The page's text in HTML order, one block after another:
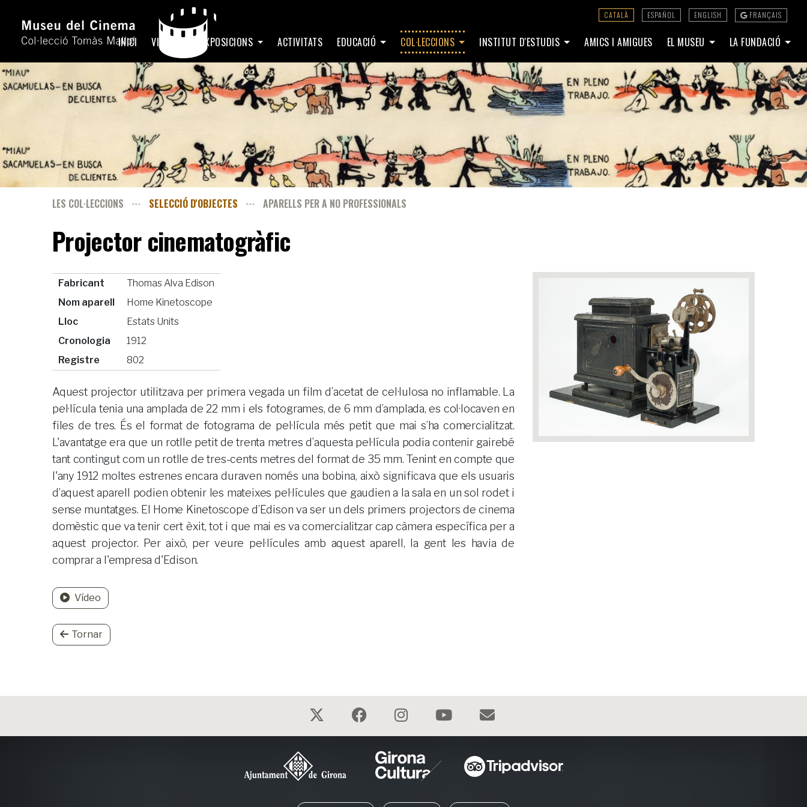
CATALÀ ESPAÑOL ENGLISH FRANÇAIS
INICI VISITA EXPOSICIONS ACTIVITATS EDUCACIÓ COL·LECCIONS INSTITUT D'ESTUDIS AMICS I AMIGUES EL MUSEU LA FUNDACIÓ
LES COL·LECCIONS SELECCIÓ D'OBJECTES APARELLS PER A NO PROFESSIONALS
Projector cinematogràfic
Fabricant
Thomas Alva Edison
Nom aparell
Home Kinetoscope
Lloc
Estats Units
Cronologia
1912
Registre
802
Aquest projector utilitzava per primera vegada un film d’acetat de cel·lulosa no inflamable. La
pel·lícula tenia una amplada de 22 mm i els fotogrames, de 6 mm d’amplada, es col·locaven en
files de tres. És el format de fotograma de pel·lícula més petit que mai s’ha comercialitzat.
L'avantatge era que un rotlle petit de trenta metres d’aquesta pel·lícula podia contenir gairebé
tant contingut com un rotlle de tres-cents metres del format de 35 mm. Tenint en compte que
l'any 1912 moltes estrenes encara duraven només una bobina, això significava que els usuaris
d’aquest aparell podien obtenir les mateixes pel·lícules que gaudien a la sala en un sol rodet i
sense muntatges. El Home Kinetoscope d’Edison va ser un dels primers projectors de cinema
domèstic que va tenir cert èxit, tot i que mai es va comercialitzar cap càmera específica per a
aquest projector. Per això, per veure pel·lícules amb aquest aparell, la gent les havia de
comprar a l'empresa d'Edison.
Vídeo
Tornar